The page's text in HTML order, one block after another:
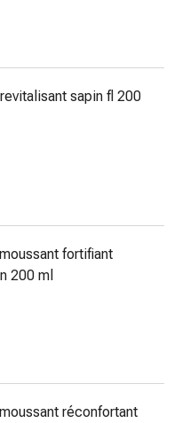
sapin fl 200
fortifiant
200 ml
réconfortant